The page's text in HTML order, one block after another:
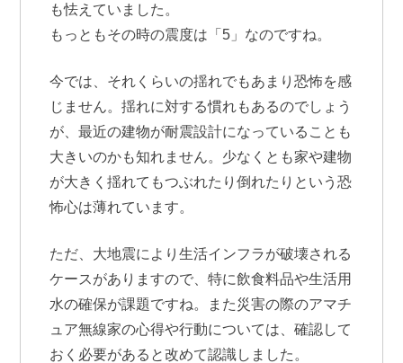
も怯えていました。
もっともその時の震度は「5」なのですね。
今では、それくらいの揺れでもあまり恐怖を感
じません。揺れに対する慣れもあるのでしょう
が、最近の建物が耐震設計になっていることも
大きいのかも知れません。少なくとも家や建物
が大きく揺れてもつぶれたり倒れたりという恐
怖心は薄れています。
ただ、大地震により生活インフラが破壊される
ケースがありますので、特に飲食料品や生活用
水の確保が課題ですね。また災害の際のアマチ
ュア無線家の心得や行動については、確認して
おく必要があると改めて認識しました。